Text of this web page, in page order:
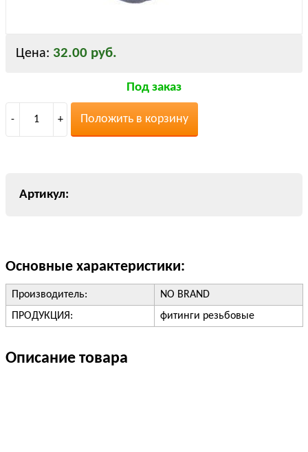
Цена: 32.00 руб.
Под заказ
- 1 + Положить в корзину
Основные характеристики:
Производитель:
NO BRAND
ПРОДУКЦИЯ:
фитинги резьбовые
Описание товара